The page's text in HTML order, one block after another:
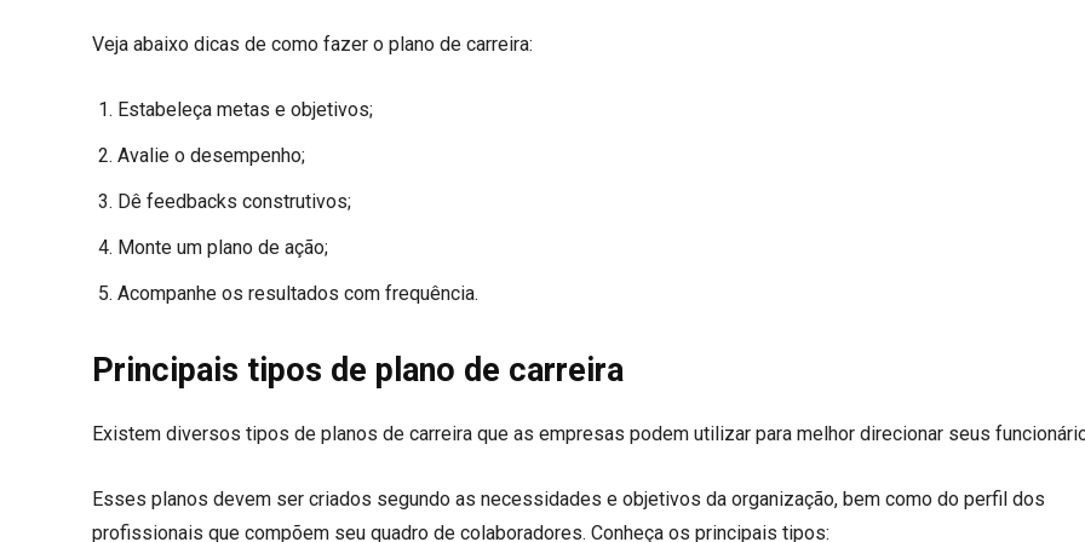
Veja abaixo dicas de como fazer o plano de carreira:
Estabeleça metas e objetivos;
Avalie o desempenho;
Dê feedbacks construtivos;
Monte um plano de ação;
Acompanhe os resultados com frequência.
Principais tipos de plano de carreira
Existem diversos tipos de planos de carreira que as empresas podem utilizar para melhor direcionar seus
Esses planos devem ser criados segundo as necessidades e objetivos da organização, bem como do perfil dos
profissionais que compõem seu quadro de colaboradores. Conheça os principais tipos: